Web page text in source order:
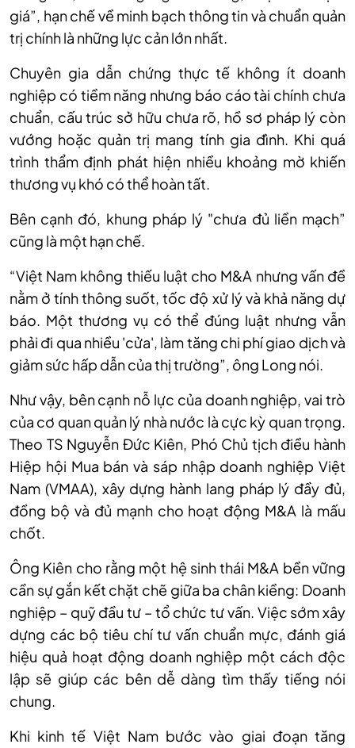
giá”, hạn chế về minh bạch thông tin và chuẩn quản
trị chính là những lực cản lớn nhất.
Chuyên gia dẫn chứng thực tế không ít doanh
nghiệp có tiềm năng nhưng báo cáo tài chính chưa
chuẩn, cấu trúc sở hữu chưa rõ, hồ sơ pháp lý còn
vướng hoặc quản trị mang tính gia đình. Khi quá
trình thẩm định phát hiện nhiều khoảng mờ khiến
thương vụ khó có thể hoàn tất.
Bên cạnh đó, khung pháp lý "chưa đủ liền mạch”
cũng là một hạn chế.
“Việt Nam không thiếu luật cho M&A nhưng vấn đề
nằm ở tính thông suốt, tốc độ xử lý và khả năng dự
báo. Một thương vụ có thể đúng luật nhưng vẫn
phải đi qua nhiều 'cửa', làm tăng chi phí giao dịch và
giảm sức hấp dẫn của thị trường”, ông Long nói.
Như vậy, bên cạnh nỗ lực của doanh nghiệp, vai trò
của cơ quan quản lý nhà nước là cực kỳ quan trọng.
Theo TS Nguyễn Đức Kiên, Phó Chủ tịch điều hành
Hiệp hội Mua bán và sáp nhập doanh nghiệp Việt
Nam (VMAA), xây dựng hành lang pháp lý đầy đủ,
đồng bộ và đủ mạnh cho hoạt động M&A là mấu
chốt.
Ông Kiên cho rằng một hệ sinh thái M&A bền vững
cần sự gắn kết chặt chẽ giữa ba chân kiềng: Doanh
nghiệp – quỹ đầu tư – tổ chức tư vấn. Việc sớm xây
dựng các bộ tiêu chí tư vấn chuẩn mực, đánh giá
hiệu quả hoạt động doanh nghiệp một cách độc
lập sẽ giúp các bên dễ dàng tìm thấy tiếng nói
chung.
Khi kinh tế Việt Nam bước vào giai đoạn tăng